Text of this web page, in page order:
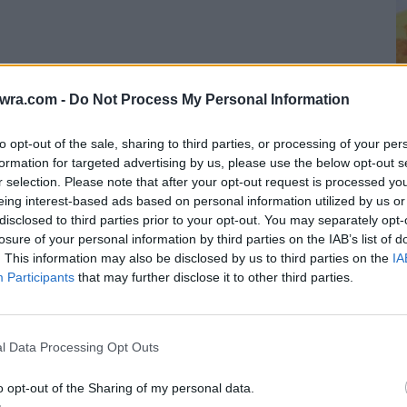
- Do Not Process My Personal Information
opt-out of the sale, sharing to third parties, or processing of your
for targeted advertising by us, please use the below opt-out
selection. Please note that after your opt-out request is processed
interest-based ads based on personal information utilized by us
to third parties prior to your opt-out. You may separately
of your personal information by third parties on the IAB’s list of
This information may also be disclosed by us to third parties on the
Participants that may further disclose it to other third parties.
Data Processing Opt Outs
opt-out of the Sharing of my personal data.
στη συνέντευξή μου στο Bloomberg TV
μια «στιγμή Lehman» για τιςευρωπαϊκές
και πολύ μεγάλη για να σωθεί”. Δεν
ζημίες τους από τίτλους
TV interview this morning
moment” for European